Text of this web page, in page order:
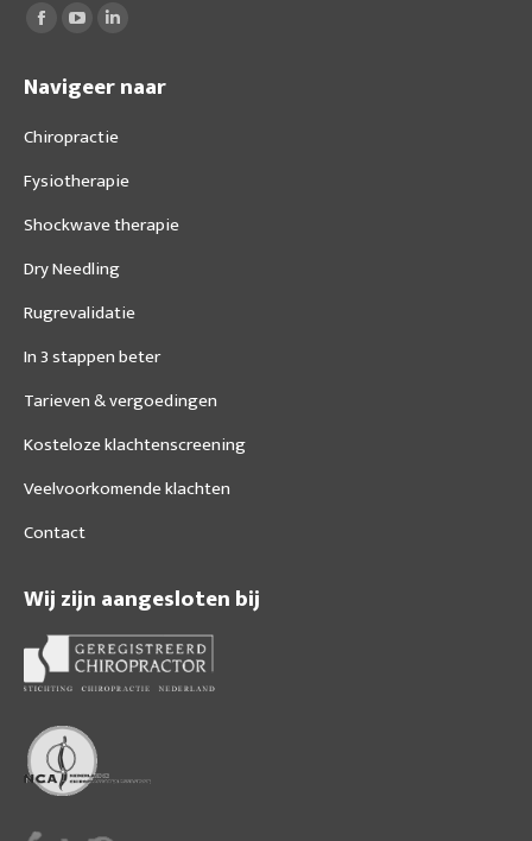
Vind ons op:
Facebook
opens
in
new
window
YouTube
opens
window
Linkedin
opens
window
Navigeer naar
Chiropractie
Fysiotherapie
Shockwave therapie
Dry Needling
Rugrevalidatie
In 3 stappen beter
Tarieven & vergoedingen
Kosteloze klachtenscreening
Veelvoorkomende klachten
Contact
Wij zijn aangesloten bij